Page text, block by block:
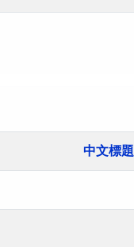
中文標題